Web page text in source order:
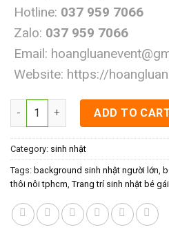
Hotline: 037 959 7066
Zalo: 037 959 7066
Email:
Website: https://
Decor tiệc thôi nôi tphcm
ADD TO
Category: sinh nhật
Tags: background sinh nhật người lớn
thôi nôi tphcm Trang trí sinh nhật bé gái